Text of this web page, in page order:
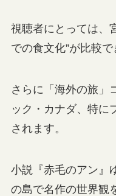
視聴者にとっては、
での食文化”が比較
さらに「海外の旅」
ック・カナダ、特に
されます。
小説『赤毛のアン』
の島で名作の世界観